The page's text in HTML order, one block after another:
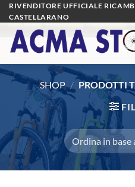
Salta
ai
contenuti
RIVENDITORE UFFICIALE
CASTELLARANO
SHOP / PRODOTTI